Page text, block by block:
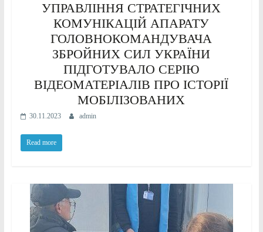
УПРАВЛІННЯ СТРАТЕГІЧНИХ
КОМУНІКАЦІЙ АПАРАТУ
ГОЛОВНОКОМАНДУВАЧА
ЗБРОЙНИХ СИЛ УКРАЇНИ
ПІДГОТУВАЛО СЕРІЮ
ВІДЕОМАТЕРІАЛІВ ПРО ІСТОРІЇ
МОБІЛІЗОВАНИХ
30.11.2023 admin
Read more